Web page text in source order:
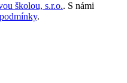
školou, s.r.o.. S námi
.